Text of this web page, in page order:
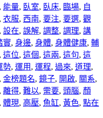
, 能量, 臥室, 臥床, 臨場, 自
, 衣服, 西南, 要注, 要選, 觀
, 設在, 誤解, 調整, 調理, 講
實, 身邊, 身體, 身體健康, 輔
, 這位, 這個, 這兩, 這句, 這
勢, 運用 , 運程, 過來, 道理,
, 金榜題名, 鏡子, 開啟, 關系,
, 離得, 難以, 需要, 頭腦, 顏
, 體現, 高壓, 魚缸, 黃色, 點在